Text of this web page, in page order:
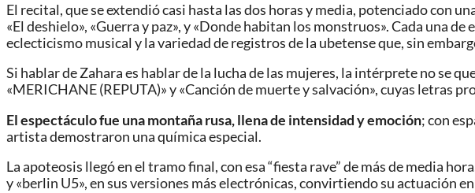
El recital, que se extendió casi hasta las dos horas y media, potenciado con
«El deshielo», «Guerra y paz», y «Donde habitan los monstruos». Cada
eclecticismo musical y la variedad de registros de la ubetense que, sin
Si hablar de Zahara es hablar de la lucha de las mujeres, la intérprete no se
«MERICHANE (REPUTA)» y «Canción de muerte y salvación», cuyas letras
El espectáculo fue una montaña rusa, llena de intensidad y emoción; con
artista demostraron una química especial.
La apoteosis llegó en el tramo final, con esa “fiesta rave” de más de media
y «berlin U5», en sus versiones más electrónicas, convirtiendo su actuación